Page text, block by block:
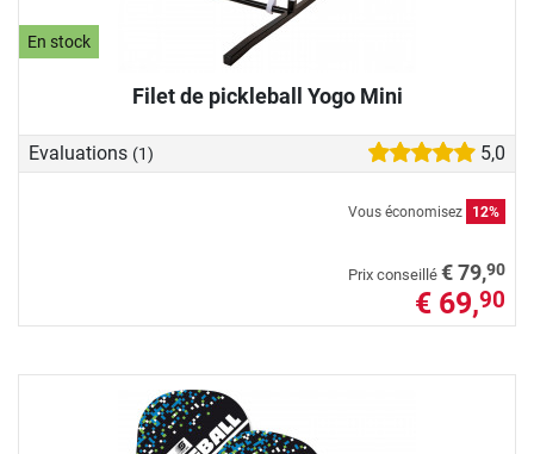
En stock
Filet de pickleball Yogo Mini
Evaluations (1) 5,0
Vous économisez 12%
Prix conseillé € 79,90
€ 69,90